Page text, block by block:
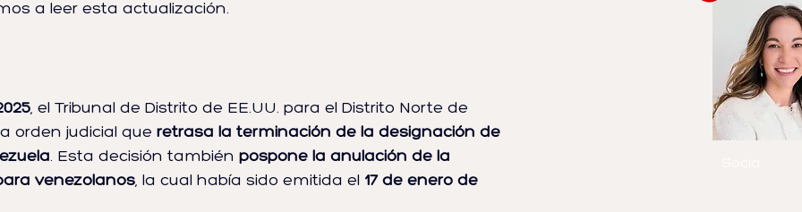
a leer esta actualización.
, el Tribunal de Distrito de EE.UU. para el Distrito Norte de
orden judicial que retrasa la terminación de la designación de
. Esta decisión también pospone la anulación de la
venezolanos, la cual había sido emitida el 17 de enero de
Michelle